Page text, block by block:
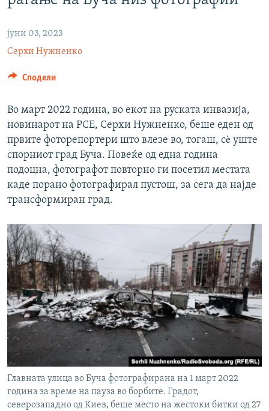
јуни 03, 2023
Серхи Нужненко
Сподели
Во март 2022 година, во екот на руската инвазија,
новинарот на РСЕ, Серхи Нужненко, беше еден од
првите фоторепортери што влезе во, тогаш, сè уште
спорниот град Буча. Повеќе од една година
подоцна, фотографот повторно ги посетил местата
каде порано фотографирал пустош, за сега да најде
трансформиран град.
Главната улица во Буча фотографирана на 1 март 2022
година за време на пауза во борбите. Градот,
северозападно од Киев, беше место на жестоки битки од 27